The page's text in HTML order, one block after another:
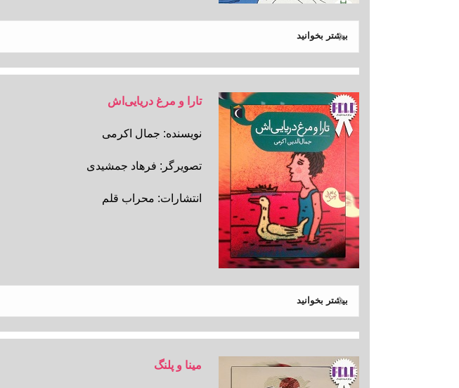
بیشتر بخوانید
تارا و مرغ دریایی‌اش
نویسنده: جمال اکرمی
تصویرگر: فرهاد جمشیدی
انتشارات: محراب قلم
بیشتر بخوانید
مینا و پلنگ